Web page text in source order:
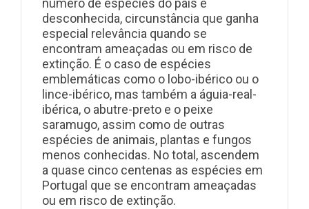
número de espécies do país é
desconhecida, circunstância que ganha
especial relevância quando se
encontram ameaçadas ou em risco de
extinção. É o caso de espécies
emblemáticas como o lobo-ibérico ou o
lince-ibérico, mas também a águia-real-
ibérica, o abutre-preto e o peixe
saramugo, assim como de outras
espécies de animais, plantas e fungos
menos conhecidas. No total, ascendem
a quase cinco centenas as espécies em
Portugal que se encontram ameaçadas
ou em risco de extinção.